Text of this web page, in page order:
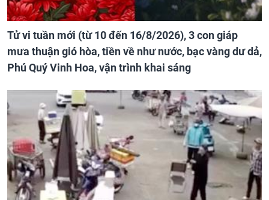
Tử vi tuần mới (từ 10 đến 16/8/2026), 3 con giáp
mưa thuận gió hòa, tiền về như nước, bạc vàng dư dả,
Phú Quý Vinh Hoa, vận trình khai sáng